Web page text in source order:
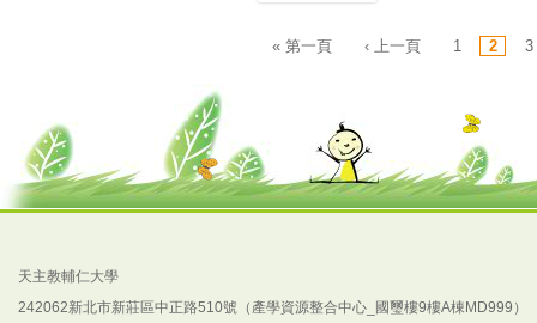
期待未來有機會再次
輔仁大學高齡產業
聯絡窗口：陳小姐
02-29056258
« 第一頁 ‹ 上一頁 1 2 3
天主教輔仁大學
242062新北市新莊區中正路510號（產學資源整合中心_國璽樓9樓A棟MD999）